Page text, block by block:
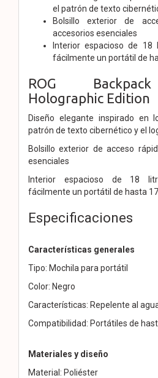
el patrón de texto
Bolsillo exterior de
accesorios esenciales
Interior espacioso de
fácilmente un portátil de
ROG
Holographic Edition
Diseño elegante inspirado en
patrón de texto cibernético y el
Bolsillo exterior de acceso
esenciales
Interior espacioso de 18
fácilmente un portátil de hasta
Especificaciones
Características generales
Tipo: Mochila para portátil
Color: Negro
Características: Repelente al
Compatibilidad: Portátiles de
Materiales y diseño
Material: Poliéster